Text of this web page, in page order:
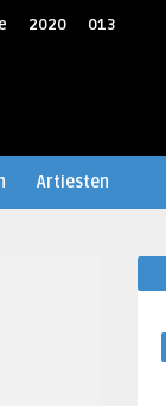
2020 013
Artiesten